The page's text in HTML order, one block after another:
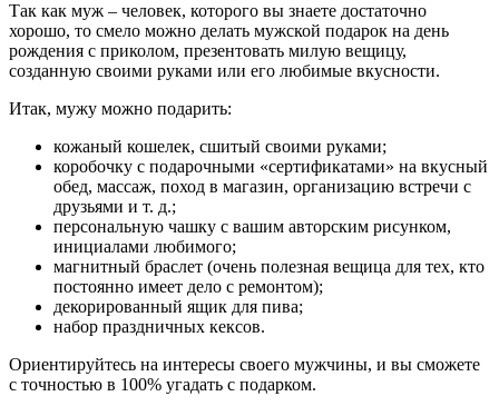
Так как муж – человек, которого вы знаете достаточно
хорошо, то смело можно делать мужской подарок на день
рождения с приколом, презентовать милую вещицу,
созданную своими руками или его любимые вкусности.
Итак, мужу можно подарить:
кожаный кошелек, сшитый своими руками;
коробочку с подарочными «сертификатами» на вкусный
обед, массаж, поход в магазин, организацию встречи с
друзьями и т. д.;
персональную чашку с вашим авторским рисунком,
инициалами любимого;
магнитный браслет (очень полезная вещица для тех, кто
постоянно имеет дело с ремонтом);
декорированный ящик для пива;
набор праздничных кексов.
Ориентируйтесь на интересы своего мужчины, и вы сможете
с точностью в 100% угадать с подарком.